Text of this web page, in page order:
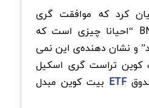
کرد که موافقت گری
اسکیل با BNY Mellon “احیانا چیزی است که
و نشان دهنده‌ی این نمی
کوین تراست گری اسکیل
ETF بیت کوین مبدل